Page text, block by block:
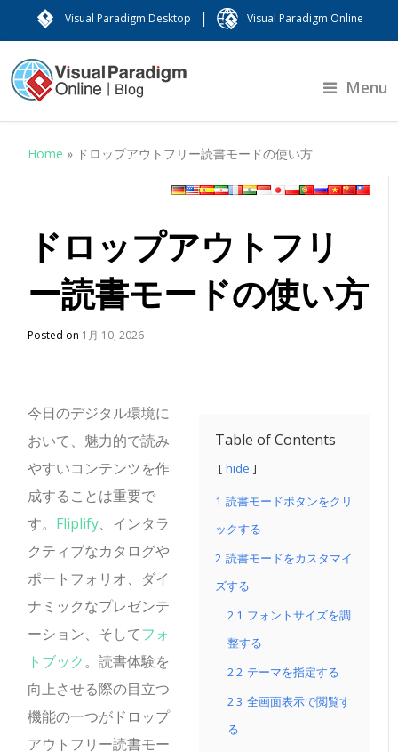
Visual Paradigm Desktop | Visual Paradigm Online
Menu
Home » ドロップアウトフリー読書モードの使い方
ドロップアウトフリ
ー読書モードの使い方
Posted on 1月 10, 2026
Table of Contents
hide
1 読書モードボタンをクリ
ックする
2 読書モードをカスタマイ
ズする
2.1 フォントサイズを調
整する
2.2 テーマを指定する
2.3 全画面表示で閲覧す
る
今日のデジタル環境に
おいて、魅力的で読み
やすいコンテンツを作
成することは重要で
す。 Fliplify、インタラ
クティブなカタログや
ポートフォリオ、ダイ
ナミックなプレゼンテ
ーション、そしてフォ
トブック。読書体験を
向上させる際の目立つ
機能の一つがドロップ
アウトフリー読書モー